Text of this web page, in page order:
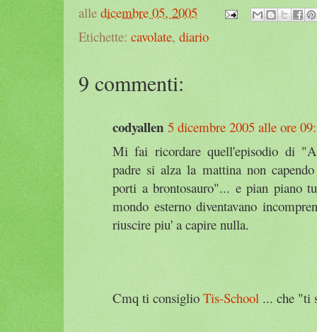
alle dicembre 05, 2005
Etichette: cavolate, diario
9 commenti:
codyallen 5 dicembre 2005 alle ore
Mi fai ricordare quell'episodio di
padre si alza la mattina non
porti a brontosauro"... e pian piano
mondo esterno diventavano
riuscire piu' a capire nulla.
Cmq ti consiglio Tis-School ... che "ti